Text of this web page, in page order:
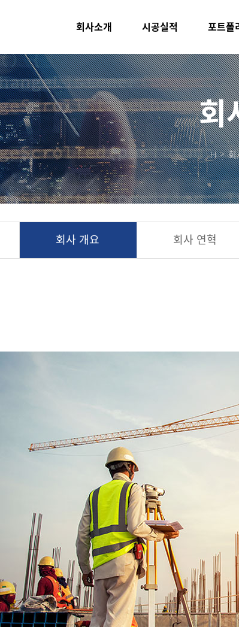
회사소개 시공실적 포트폴
회
H 회
회사 개요 회사 연혁